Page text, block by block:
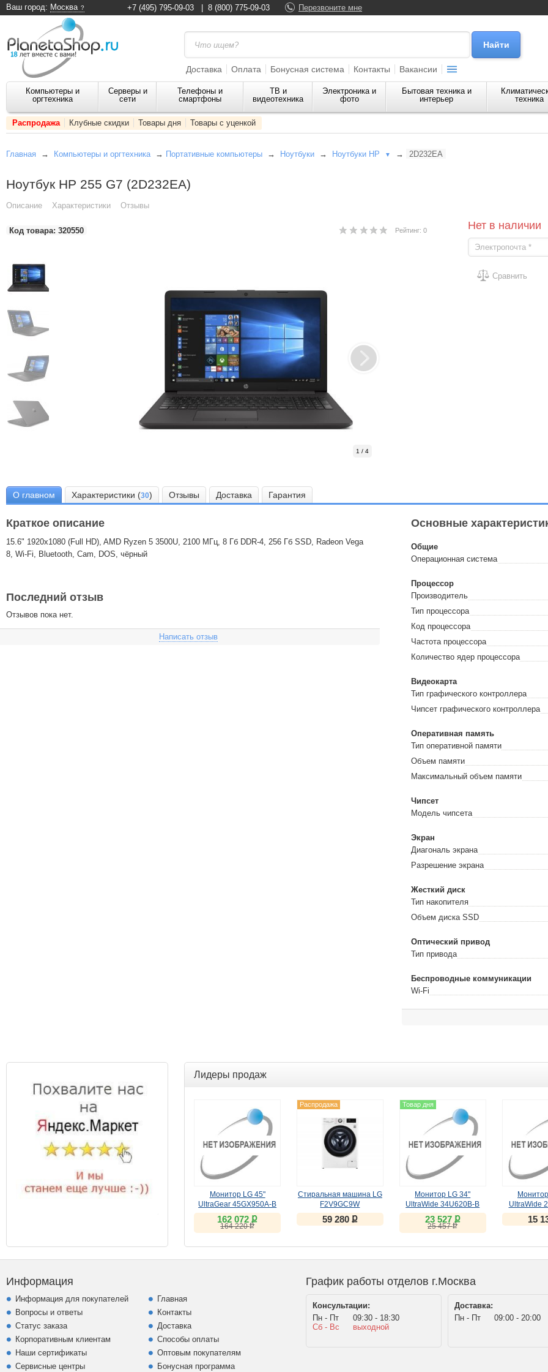
Ваш город: Москва +7 (495) 795-09-03 8 (800) 775-09-03 Перезвоните мне
Доставка Оплата Бонусная система Контакты Вакансии
Компьютеры и
оргтехника
Серверы и
сети
Телефоны и
смартфоны
ТВ и
видеотехника
Электроника и
фото
Бытовая техника и
интерьер
техника
Распродажа Клубные скидки Товары дня Товары с уценкой
Главная → Компьютеры и оргтехника→ Портативные компьютеры → Ноутбуки → Ноутбуки HP ▼ → 2D232EA
Ноутбук HP 255 G7 (2D232EA)
Описание Характеристики Отзывы
Код товара: 320550 Рейтинг: 0
1 / 4
Нет в наличии
Сравнить
О главном Характеристики (30) Отзывы Доставка Гарантия
Краткое описание
15.6" 1920x1080 (Full HD), AMD Ryzen 5 3500U, 2100 МГц, 8 Гб DDR-4, 256 Гб SSD, Radeon Vega
8, Wi-Fi, Bluetooth, Cam, DOS, чёрный
Последний отзыв
Отзывов пока нет.
Написать отзыв
Основные
Общие
Операционная система
Процессор
Производитель
Тип процессора
Код процессора
Частота процессора
Количество ядер процессора
Видеокарта
Тип графического контроллера
Чипсет графического контроллера
Оперативная память
Тип оперативной памяти
Объем памяти
Максимальный объем памяти
Чипсет
Модель чипсета
Экран
Диагональ экрана
Разрешение экрана
Жесткий диск
Тип накопителя
Объем диска SSD
Оптический привод
Тип привода
Беспроводные коммуникации
Wi-Fi
Лидеры продаж
Монитор LG 45"
UltraGear 45GX950A-B
(OLED, WUHD 165Hz /
WFHD 330Hz, 5K2K)
162 072ք
164 220ք
Распродажа
Стиральная машина LG
F2V9GC9W
59 280 ք
Товар дня
Монитор LG 34"
UltraWide 34U620B-B
(VA, 144Hz)
23 527 ք
25 457ք
UltraWide
(IPS,
15
Информация
Информация для покупателей
Вопросы и ответы
Статус заказа
Корпоративным клиентам
Наши сертификаты
Сервисные центры
Главная
Контакты
Доставка
Способы оплаты
Оптовым покупателям
Бонусная программа
График работы отделов г.Москва
Консультации:
Пн - Пт
09:30 - 18:30
Сб - Вс
выходной
Доставка:
Пн - Пт
09:00 - 20:00